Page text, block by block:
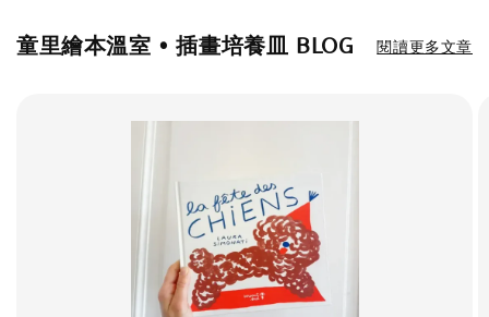
童里繪本溫室 • 插畫培養皿 BLOG 閱讀更多文章